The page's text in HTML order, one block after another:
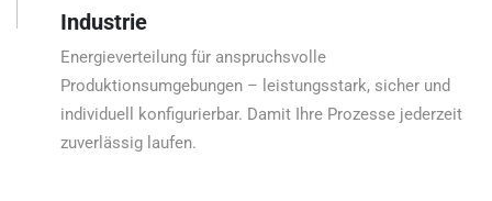
Industrie
Energieverteilung für anspruchsvolle
Produktionsumgebungen – leistungsstark, sicher und
individuell konfigurierbar. Damit Ihre Prozesse jederzeit
zuverlässig laufen.